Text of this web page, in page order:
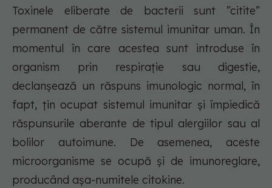
Toxinele eliberate de bacterii sunt ”citite”
permanent de către sistemul imunitar uman. În
momentul în care acestea sunt introduse în
organism prin respirație sau digestie,
declanșează un răspuns imunologic normal, în
fapt, țin ocupat sistemul imunitar și împiedică
răspunsurile aberante de tipul alergiilor sau al
bolilor autoimune. De asemenea, aceste
microorganisme se ocupă și de imunoreglare,
producând așa-numitele citokine.